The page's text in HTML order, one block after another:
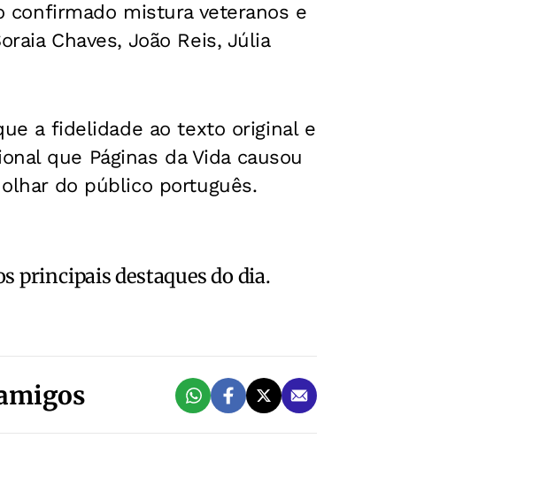
confirmado mistura veteranos e
Chaves, João Reis, Júlia
a fidelidade ao texto original e
que Páginas da Vida causou
do público português.
principais destaques do dia.